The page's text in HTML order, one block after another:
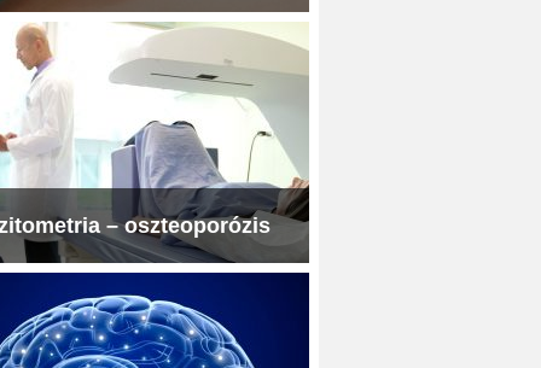
– oszteoporózis